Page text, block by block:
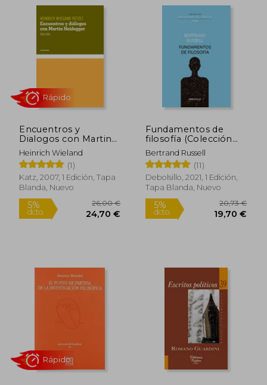
dcto. dcto.
Rápido
Encuentros y
Dialogos con Martin
Heidegger 1929-1976
Heinrich Wieland
(1)
Katz, 2007, 1 Edición, Tapa
Blanda, Nuevo
Fundamentos de
filosofía (Colección
Premios Nobel de
Literatura)
Bertrand Russell
(11)
Debolsillo, 2021, 1 Edición,
Tapa Blanda, Nuevo